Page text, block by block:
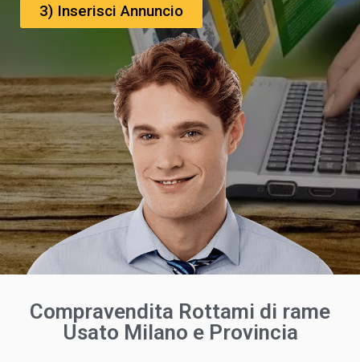
3) Inserisci Annuncio
Compravendita Rottami di rame
Usato Milano e Provincia